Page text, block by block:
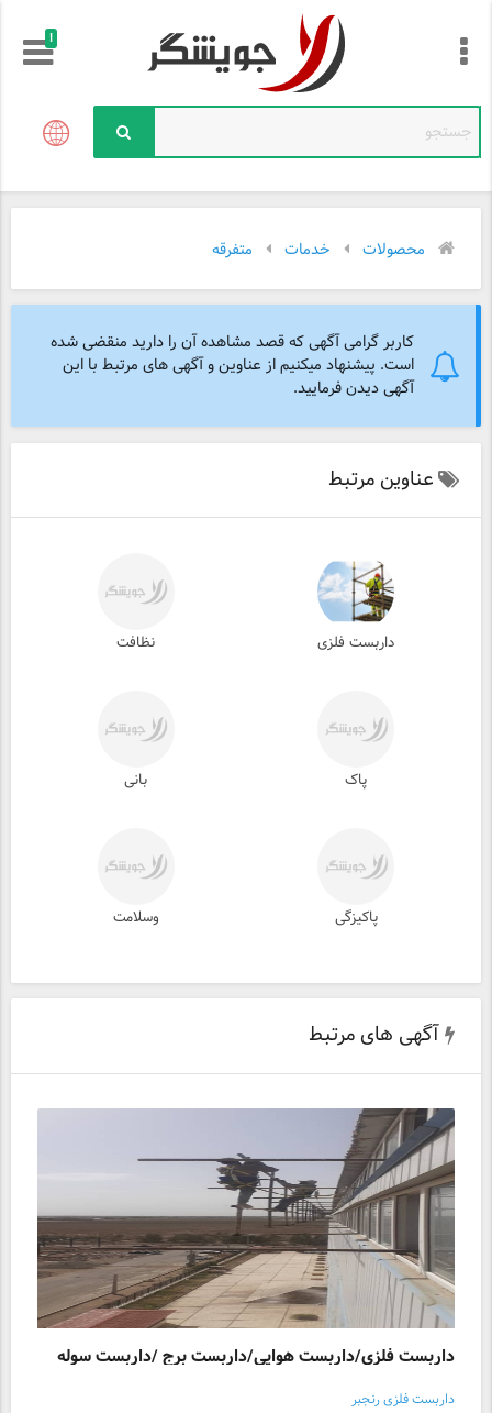
!
محصولات خدمات متفرقه
کاربر گرامی آگهی که قصد مشاهده آن را دارید منقضی شده
است. پیشنهاد میکنیم از عناوین و آگهی های مرتبط با این
آگهی دیدن فرمایید.
عناوین مرتبط
داربست فلزی نظافت
پاک بانی
پاکیزگی وسلامت
آگهی های مرتبط
داربست فلزی/داربست هوایی/داربست برج /داربست سوله
داربست فلزی رنجبر